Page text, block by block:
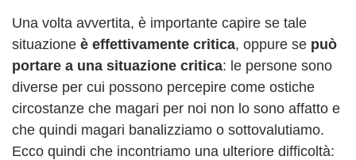
Una volta avvertita, è importante capire se tale
situazione è effettivamente critica, oppure se può
portare a una situazione critica: le persone sono
diverse per cui possono percepire come ostiche
circostanze che magari per noi non lo sono affatto e
che quindi magari banalizziamo o sottovalutiamo.
Ecco quindi che incontriamo una ulteriore difficoltà: